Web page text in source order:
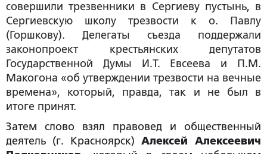
совершили трезвенники в Сергиеву пустынь, в
Сергиевскую школу трезвости к о. Павлу
(Горшкову). Делегаты съезда поддержали
законопроект крестьянских депутатов
Государственной Думы И.Т. Евсеева и П.М.
Макогона «об утверждении трезвости на вечные
времена», который, правда, так и не был в
итоге принят.
Затем слово взял правовед и общественный
деятель (г. Красноярск) Алексей Алексеевич